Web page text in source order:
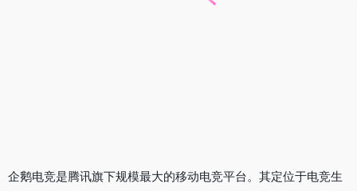
企鹅电竞是腾讯旗下规模最大的移动电竞平台。其定位于电竞生